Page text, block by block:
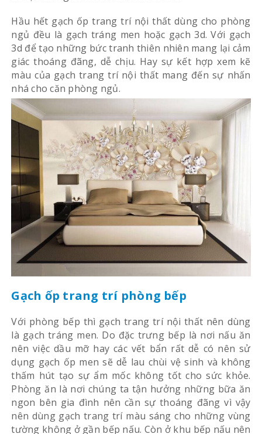
Hầu hết gạch ốp trang trí nội thất dùng cho phòng
ngủ đều là gạch tráng men hoặc gạch 3d. Với gạch
3d để tạo những bức tranh thiên nhiên mang lại cảm
giác thoáng đãng, dễ chịu. Hay sự kết hợp xem kẽ
màu của gạch trang trí nội thất mang đến sự nhấn
nhá cho căn phòng ngủ.
Gạch ốp trang trí phòng bếp
Với phòng bếp thì gạch trang trí nội thất nên dùng
là gạch tráng men. Do đặc trưng bếp là nơi nấu ăn
nên việc dầu mỡ hay các vết bẩn rất dễ có nên sử
dụng gạch ốp men sẽ dễ lau chùi vệ sinh và không
thấm hút tạo sự ẩm mốc không tốt cho sức khỏe.
Phòng ăn là nơi chúng ta tận hưởng những bữa ăn
ngon bên gia đình nên cần sự thoáng đãng vì vậy
nên dùng gạch trang trí màu sáng cho những vùng
tường không ở gần bếp nấu. Còn ở khu bếp nấu nên